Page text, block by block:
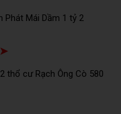
Phát Mái Dầm 1 tỷ 2
thổ cư Rạch Ông Cò 580